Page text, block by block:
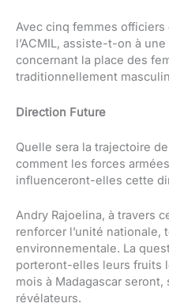
Avec cinq femmes
l’ACMIL, assiste-t-on à
concernant la place des
traditionnellement
Direction Future
Quelle sera la trajectoire
comment les forces
influenceront-elles cette
Andry Rajoelina, à travers
renforcer l’unité
environnementale. La
porteront-elles leurs fruits
mois à Madagascar
révélateurs.